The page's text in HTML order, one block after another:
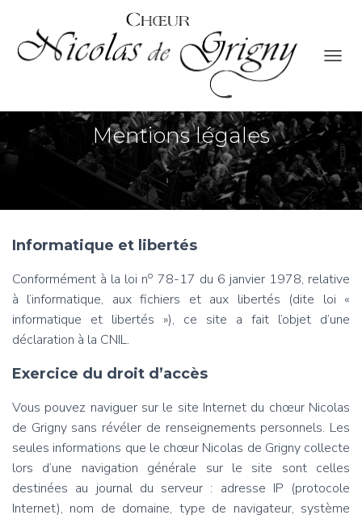
R
R
F
E
A
N
I
N
Mentions légales
Informatique et libertés
Conformément à la loi no 78-17 du 6 janvier 1978, relative
à l’informatique, aux fichiers et aux libertés (dite loi «
informatique et libertés »), ce site a fait l’objet d’une
déclaration à la CNIL.
Exercice du droit d’accès
Vous pouvez naviguer sur le site Internet du chœur Nicolas
de Grigny sans révéler de renseignements personnels. Les
seules informations que le chœur Nicolas de Grigny collecte
lors d’une navigation générale sur le site sont celles
destinées au journal du serveur : adresse IP (protocole
Internet), nom de domaine, type de navigateur, système